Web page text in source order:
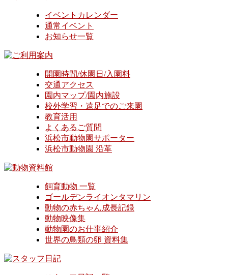
イベントカレンダー
通常イベント
お知らせ一覧
開園時間/休園日/入園料
交通アクセス
園内マップ/園内施設
校外学習・遠足でのご来園
教育活用
よくあるご質問
浜松市動物園サポーター
浜松市動物園 沿革
飼育動物 一覧
ゴールデンライオンタマリン
動物の赤ちゃん成長記録
動物映像集
動物園のお仕事紹介
世界の鳥類の卵 資料集